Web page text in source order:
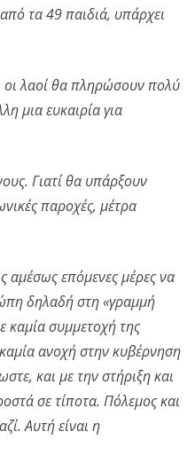
τα 49 παιδιά, υπάρχει
οι λαοί θα πληρώσουν πολύ
μια ευκαιρία για
Γιατί θα υπάρξουν
παροχές, μέτρα
αμέσως επόμενες μέρες να
δηλαδήστη«γραμμή
καμία συμμετοχή της
ανοχή στην κυβέρνηση
και με την στήριξη και
σε τίποτα. Πόλεμος και
Αυτή είναι η